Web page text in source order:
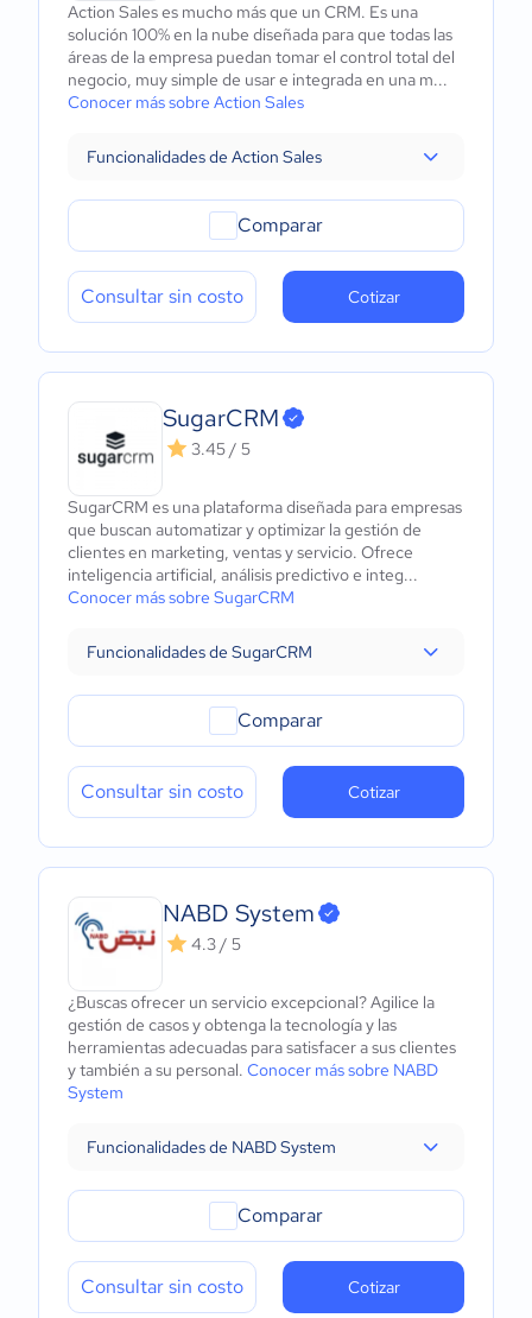
Action Sales es mucho más que un CRM. Es una
solución 100% en la nube diseñada para que todas las
áreas de la empresa puedan tomar el control total del
negocio, muy simple de usar e integrada en una m...
Conocer más sobre Action Sales
Funcionalidades de Action Sales
Comparar
Consultar sin costo Cotizar
SugarCRM
3.45 / 5
SugarCRM es una plataforma diseñada para empresas
que buscan automatizar y optimizar la gestión de
clientes en marketing, ventas y servicio. Ofrece
inteligencia artificial, análisis predictivo e integ...
Conocer más sobre SugarCRM
Funcionalidades de SugarCRM
Comparar
Consultar sin costo Cotizar
NABD System
4.3 / 5
¿Buscas ofrecer un servicio excepcional? Agilice la
gestión de casos y obtenga la tecnología y las
herramientas adecuadas para satisfacer a sus clientes
y también a su personal. Conocer más sobre NABD
System
Funcionalidades de NABD System
Comparar
Consultar sin costo Cotizar